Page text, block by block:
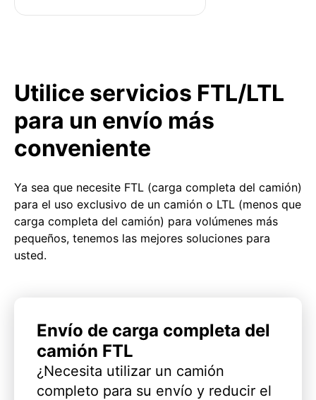
Utilice servicios FTL/LTL
para un envío más
conveniente
Ya sea que necesite FTL (carga completa del camión)
para el uso exclusivo de un camión o LTL (menos que
carga completa del camión) para volúmenes más
pequeños, tenemos las mejores soluciones para
usted.
Envío de carga completa del
camión FTL
¿Necesita utilizar un camión
completo para su envío y reducir el